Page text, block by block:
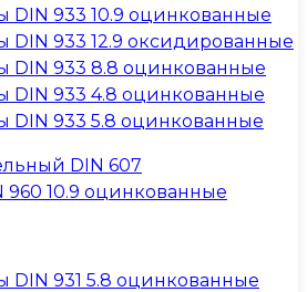
DIN 933 10.9 оцинкованные
DIN 933 12.9 оксидированные
DIN 933 8.8 оцинкованные
DIN 933 4.8 оцинкованные
DIN 933 5.8 оцинкованные
DIN 607
960 10.9 оцинкованные
DIN 931 5.8 оцинкованные